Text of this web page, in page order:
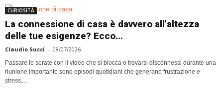
CURIOSITÀ
La connessione di casa è davvero all’altezza
delle tue esigenze? Ecco...
Claudio Succi - 08/07/2026
Passare le serate con il video che si blocca o trovarsi disconnessi durante una
riunione importante sono episodi quotidiani che generano frustrazione e
stress....